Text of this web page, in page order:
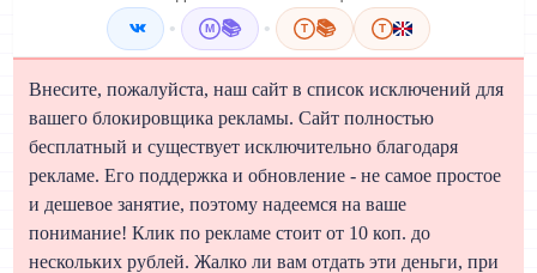
• M 📚 • T 📚 T
Внесите, пожалуйста, наш сайт в список исключений для
вашего блокировщика рекламы. Сайт полностью
бесплатный и существует исключительно благодаря
рекламе. Его поддержка и обновление - не самое простое
и дешевое занятие, поэтому надеемся на ваше
понимание! Клик по рекламе стоит от 10 коп. до
нескольких рублей. Жалко ли вам отдать эти деньги, при